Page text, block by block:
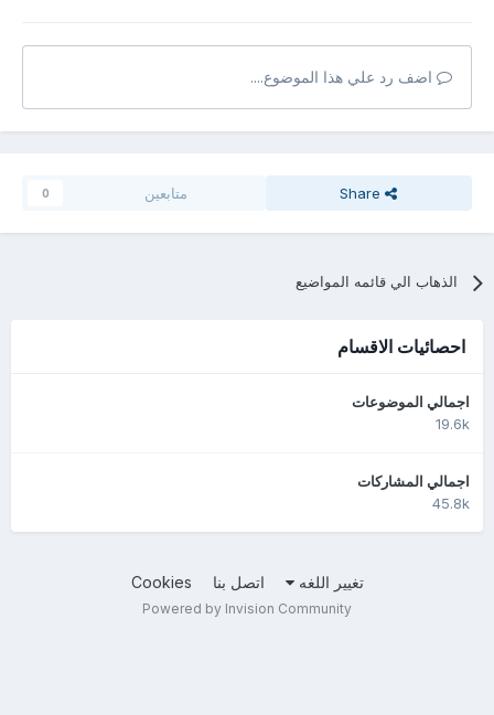
اضف رد علي هذا الموضوع....
Share متابعين 0
الذهاب الي قائمه المواضيع
احصائيات الاقسام
اجمالي الموضوعات
19.6k
اجمالي المشاركات
45.8k
تغيير اللغه اتصل بنا Cookies
Powered by Invision Community